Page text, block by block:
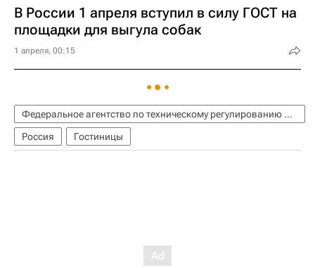
В России 1 апреля вступил в силу ГОСТ на
площадки для выгула собак
1 апреля, 00:15
Федеральное агентство по техническому регулированию и метрологии (Росстандарт)
Россия
Гостиницы